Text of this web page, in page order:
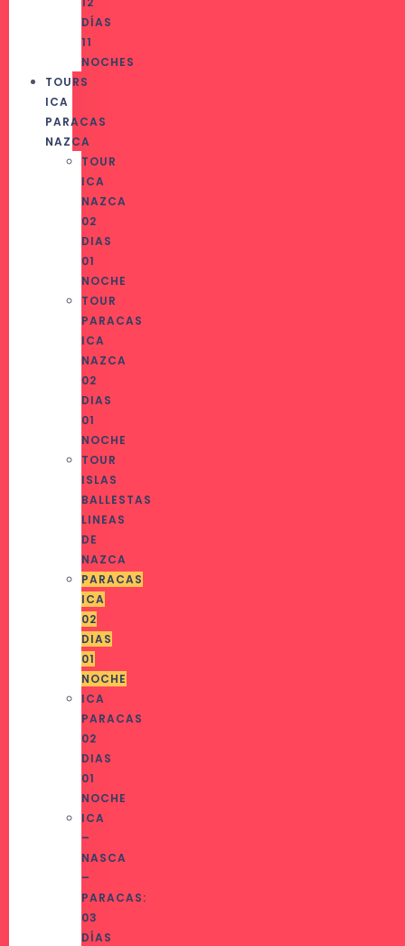
DÍAS
11
NOCHES
TOURS
ICA
PARACAS
NAZCA
TOUR
ICA
NAZCA
02
DIAS
01
NOCHE
TOUR
PARACAS
ICA
NAZCA
02
DIAS
01
NOCHE
TOUR
ISLAS
BALLESTAS
LINEAS
DE
NAZCA
PARACAS
ICA
02
DIAS
01
NOCHE
ICA
PARACAS
02
DIAS
01
NOCHE
ICA
–
NASCA
–
PARACAS:
03
DÍAS